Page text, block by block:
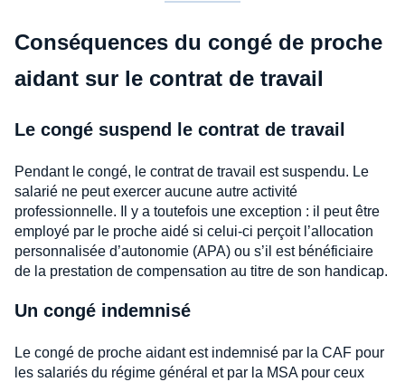
Conséquences du congé de proche
aidant sur le contrat de travail
Le congé suspend le contrat de travail
Pendant le congé, le contrat de travail est suspendu. Le
salarié ne peut exercer aucune autre activité
professionnelle. Il y a toutefois une exception : il peut être
employé par le proche aidé si celui-ci perçoit l’allocation
personnalisée d’autonomie (APA) ou s’il est bénéficiaire
de la prestation de compensation au titre de son handicap.
Un congé indemnisé
Le congé de proche aidant est indemnisé par la CAF pour
les salariés du régime général et par la MSA pour ceux